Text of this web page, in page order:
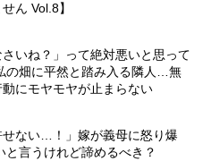
ん Vol.8】
さいね？」って絶対悪いと思って
の畑に平然と踏み入る隣人…無
にモヤモヤが止まらない
せない…！」嫁が義母に怒り爆
と言うけれど諦めるべき？